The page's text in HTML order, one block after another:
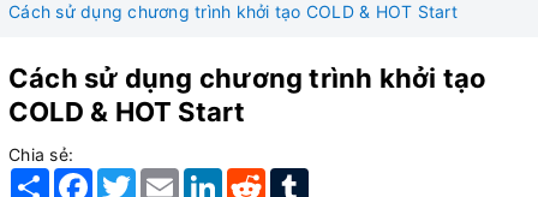
Cách sử dụng chương trình khởi tạo COLD & HOT Start
Cách sử dụng chương trình khởi tạo
COLD & HOT Start
Chia sẻ:
Share Facebook
TwitterEmail LinkedInReddit